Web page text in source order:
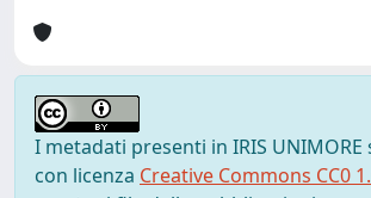
I metadati presenti in IRIS
con licenza Creative Commons CC0